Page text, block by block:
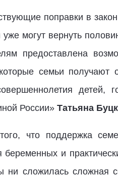
поправки в
могут вернуть
предоставлена
семьи получают
детей,
России» Татьяна
что поддержка
и
ни сложилась сложная